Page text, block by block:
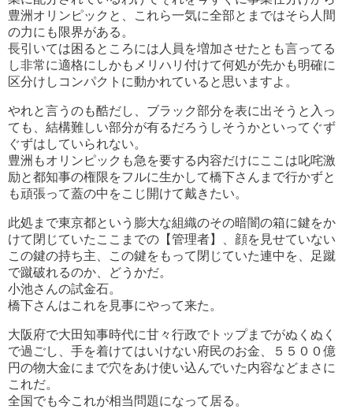
豊洲オリンピックと、これら一気に全部とまではそら人間
の力にも限界がある。
長引いては困るところには人員を増加させたとも言ってる
し非常に適格にしかもメリハリ付けて何処が先かも明確に
区分けしコンパクトに動かれていると思いますよ。
やれと言うのも酷だし、ブラック部分を表に出そうと入っ
ても、結構難しい部分が有るだろうしそうかといってぐず
ぐずはしていられない。
豊洲もオリンピックも急を要する内容だけにここは叱咤激
励と都知事の権限をフルに生かして橋下さんまで行かずと
も頑張って蓋の中をこじ開けて戴きたい。
此処まで東京都という膨大な組織のその暗闇の箱に鍵をか
けて閉じていたここまでの【管理者】、顔を見せていない
この鍵の持ち主、この鍵をもって閉じていた連中を、足蹴
で蹴破れるのか、どうかだ。
小池さんの試金石。
橋下さんはこれを見事にやって来た。
大阪府で大田知事時代に甘々行政でトップまでがぬくぬく
で過ごし、手を着けてはいけない府民のお金、５５００億
円の物大金にまで穴をあけ使い込んでいた内容などまさに
これだ。
全国でも今これが相当問題になって居る。